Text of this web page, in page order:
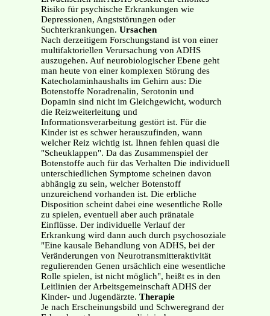
Risiko für psychische Erkrankungen wie
Depressionen, Angststörungen oder
Suchterkrankungen. Ursachen
Nach derzeitigem Forschungstand ist von einer
multifaktoriellen Verursachung von ADHS
auszugehen. Auf neurobiologischer Ebene geht
man heute von einer komplexen Störung des
Katecholaminhaushalts im Gehirn aus: Die
Botenstoffe Noradrenalin, Serotonin und
Dopamin sind nicht im Gleichgewicht, wodurch
die Reizweiterleitung und
Informationsverarbeitung gestört ist. Für die
Kinder ist es schwer herauszufinden, wann
welcher Reiz wichtig ist. Ihnen fehlen quasi die
"Scheuklappen". Da das Zusammenspiel der
Botenstoffe auch für das Verhalten Die individuell
unterschiedlichen Symptome scheinen davon
abhängig zu sein, welcher Botenstoff
unzureichend vorhanden ist. Die erbliche
Disposition scheint dabei eine wesentliche Rolle
zu spielen, eventuell aber auch pränatale
Einflüsse. Der individuelle Verlauf der
Erkrankung wird dann auch durch psychosoziale
"Eine kausale Behandlung von ADHS, bei der
Veränderungen von Neurotransmitteraktivität
regulierenden Genen ursächlich eine wesentliche
Rolle spielen, ist nicht möglich", heißt es in den
Leitlinien der Arbeitsgemeinschaft ADHS der
Kinder- und Jugendärzte. Therapie
Je nach Erscheinungsbild und Schweregrand der